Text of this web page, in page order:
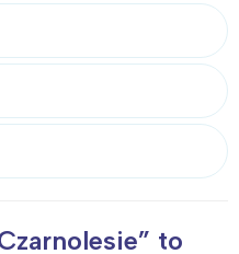
to